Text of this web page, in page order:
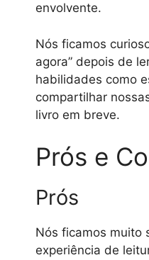
envolvente.
Nós ficamos
agora” depois de
habilidades como
compartilhar
livro em breve.
Prós e
Prós
Nós ficamos muito
experiência de